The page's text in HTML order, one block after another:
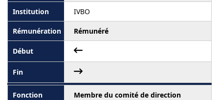
IVBO
Rémunéré
Membre du comité de direction